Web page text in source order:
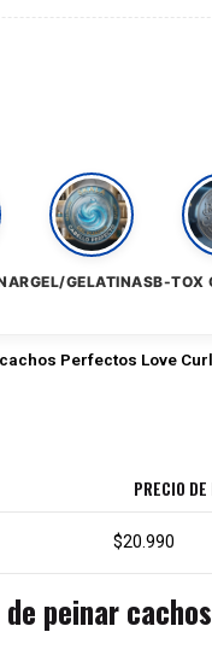
GEL/GELATINASB-TOX
Perfectos Love
PRECIO
$20.990
de peinar